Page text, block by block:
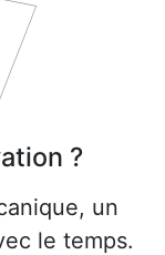
?
un
le temps.